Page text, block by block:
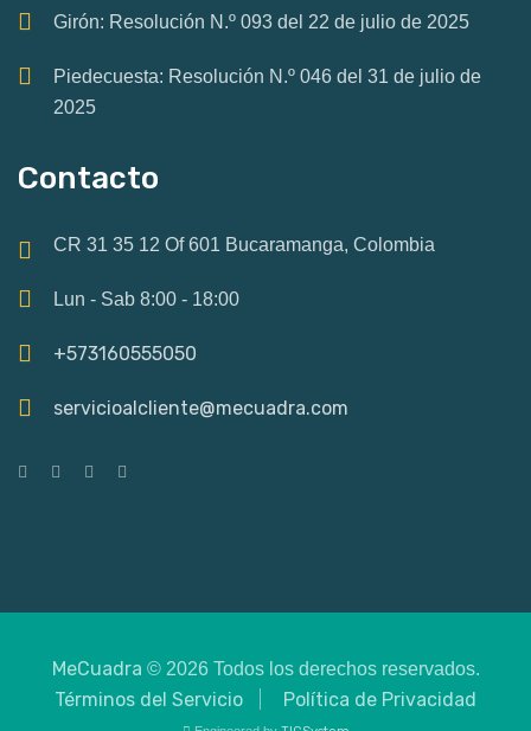
Girón: Resolución N.º 093 del 22 de julio de 2025
Piedecuesta: Resolución N.º 046 del 31 de julio de
2025
Contacto
CR 31 35 12 Of 601 Bucaramanga, Colombia
Lun - Sab 8:00 - 18:00
+573160555050
servicioalcliente@mecuadra.com
MeCuadra © 2026 Todos los derechos reservados.
Términos del Servicio Política de Privacidad